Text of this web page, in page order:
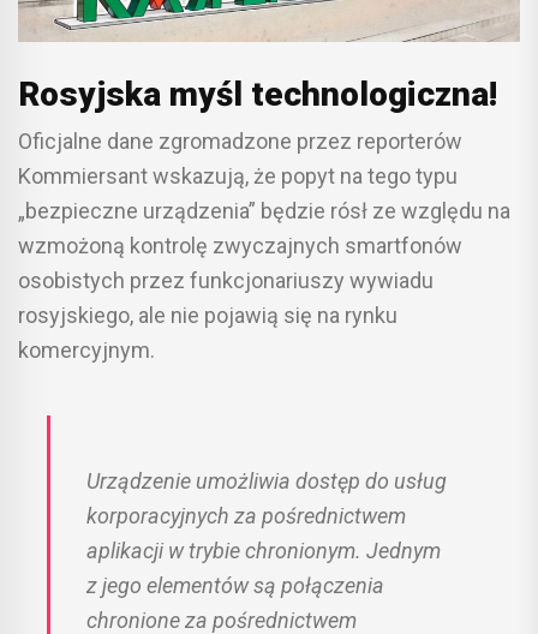
Rosyjska myśl technologiczna!
Oficjalne dane zgromadzone przez reporterów
Kommiersant wskazują, że popyt na tego typu
„bezpieczne urządzenia” będzie rósł ze względu na
wzmożoną kontrolę zwyczajnych smartfonów
osobistych przez funkcjonariuszy wywiadu
rosyjskiego, ale nie pojawią się na rynku
komercyjnym.
Urządzenie umożliwia dostęp do usług
korporacyjnych za pośrednictwem
aplikacji w trybie chronionym. Jednym
z jego elementów są połączenia
chronione za pośrednictwem